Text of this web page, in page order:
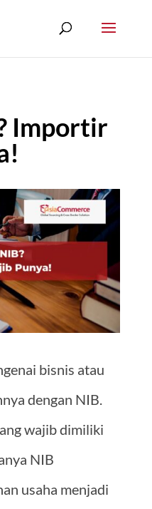
Importir
bisnis atau
dengan NIB.
wajib dimiliki
NIB
usaha menjadi